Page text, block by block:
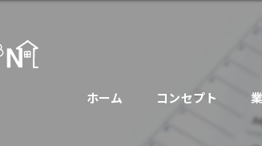
ホーム コンセプト